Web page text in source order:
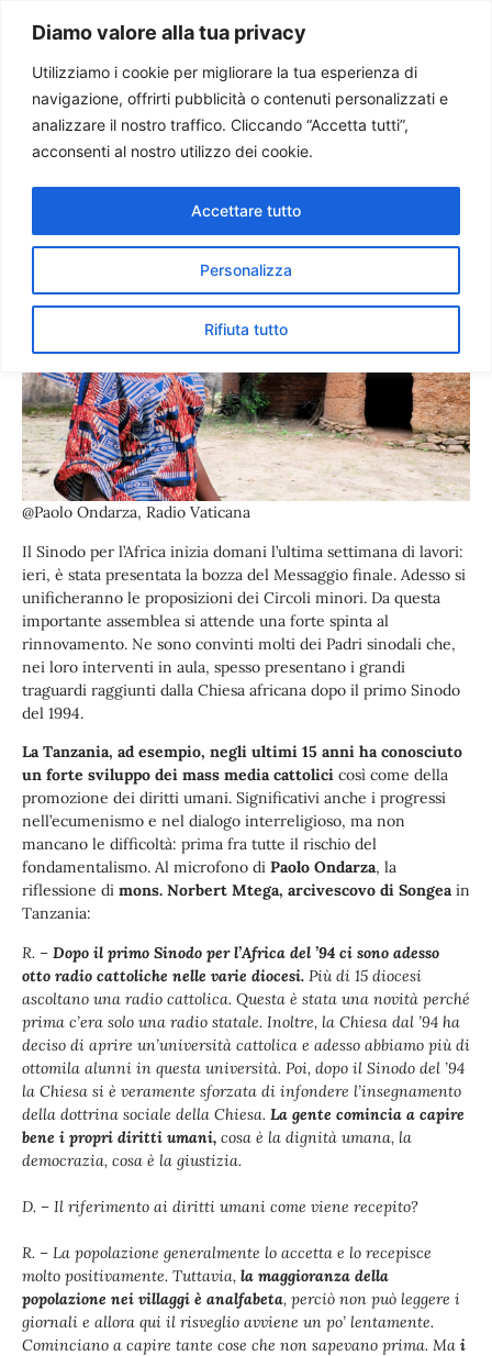
Diamo valore alla tua privacy
Utilizziamo i cookie per migliorare la tua esperienza di
navigazione, offrirti pubblicità o contenuti personalizzati e
analizzare il nostro traffico. Cliccando “Accetta tutti”,
acconsenti al nostro utilizzo dei cookie.
Personalizza
Rifiuta tutto
Accettare tutto
Paolo Ondarza
Sinodo Africa: una spinta
allo sviluppo nel solco della
tradizione africana
@Paolo Ondarza, Radio Vaticana
Il Sinodo per l’Africa inizia domani l’ultima settimana di lavori:
ieri, è stata presentata la bozza del Messaggio finale. Adesso si
unificheranno le proposizioni dei Circoli minori. Da questa
importante assemblea si attende una forte spinta al
rinnovamento. Ne sono convinti molti dei Padri sinodali che,
nei loro interventi in aula, spesso presentano i grandi
traguardi raggiunti dalla Chiesa africana dopo il primo Sinodo
del 1994.
La Tanzania, ad esempio, negli ultimi 15 anni ha conosciuto
un forte sviluppo dei mass media cattolici così come della
promozione dei diritti umani. Significativi anche i progressi
nell’ecumenismo e nel dialogo interreligioso, ma non
mancano le difficoltà: prima fra tutte il rischio del
fondamentalismo. Al microfono di Paolo Ondarza, la
riflessione di mons. Norbert Mtega, arcivescovo di Songeain
Tanzania:
R. – Dopo il primo Sinodo per l’Africa del ’94 ci sono adesso
otto radio cattoliche nelle varie diocesi. Più di 15 diocesi
ascoltano una radio cattolica. Questa è stata una novità perché
prima c’era solo una radio statale. Inoltre, la Chiesa dal ’94 ha
deciso di aprire un’università cattolica e adesso abbiamo più di
ottomila alunni in questa università. Poi, dopo il Sinodo del ’94
la Chiesa si è veramente sforzata di infondere l’insegnamento
della dottrina sociale della Chiesa. La gente comincia a capire
bene i propri diritti umani, cosa è la dignità umana, la
democrazia, cosa è la giustizia.
D. – Il riferimento ai diritti umani come viene recepito?
R. – La popolazione generalmente lo accetta e lo recepisce
molto positivamente. Tuttavia, la maggioranza della
popolazione nei villaggi è analfabeta, perciò non può leggere i
giornali e allora qui il risveglio avviene un po’ lentamente.
Cominciano a capire tante cose che non sapevano prima. Ma i